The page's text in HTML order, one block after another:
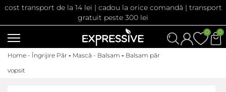
cost transport de la 14 lei | cadou la orice comandă | transport
gratuit peste 300 lei
0
0
Home - Îngrijire Păr - Mască - Balsam - Balsam păr
vopsit